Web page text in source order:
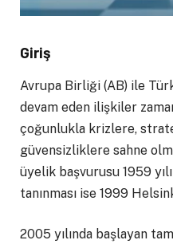
Giriş
Avrupa Birliği (AB) ile
devam eden ilişkiler
çoğunlukla krizlere,
güvensizliklere sahne
üyelik başvurusu 1959
tanınması ise 1999
2005 yılında başlayan